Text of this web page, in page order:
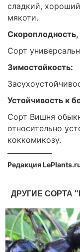
сладкий,
мякоти.
Скороплодность,
Сорт
Зимостойкость:
Устойчивость к
Сорт Вишня
относительно
коккомикозу.
Редакция
ДРУГИЕ